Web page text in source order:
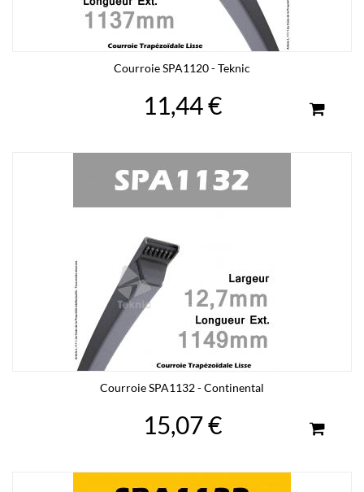
Courroie SPA1120 - Teknic
11,44 €
Courroie SPA1132 - Continental
15,07 €